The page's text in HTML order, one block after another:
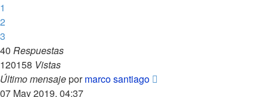
1
2
3
40 Respuestas
120158 Vistas
Último mensajepormarco santiago
07 May 2019, 04:37